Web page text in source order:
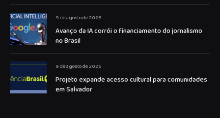
9 de agosto de 2026
Avanço da IA corrói o financiamento do jornalismo
no Brasil
9 de agosto de 2026
Projeto expande acesso cultural para comunidades
em Salvador